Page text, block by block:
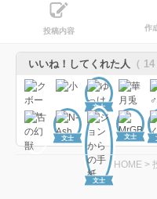
投稿内容 作
いいね！してくれた人 （ 14
文士
文士
文士
文士
HOME >